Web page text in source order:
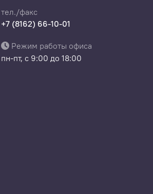
тел./факс
+7 (8162) 66-10-01
Режим работы офиса
пн-пт, с 9:00 до 18:00